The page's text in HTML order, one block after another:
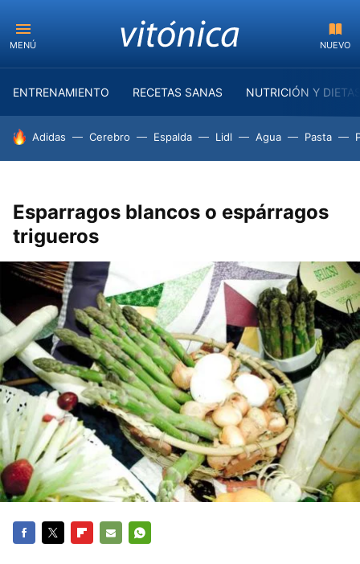
MENÚ NUEVO
ENTRENAMIENTO RECETAS SANAS NUTRICIÓN Y
HOY SE HABLA DE
Adidas Cerebro Espalda Lidl Agua Pasta
Esparragos blancos o espárragos
trigueros